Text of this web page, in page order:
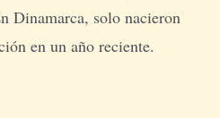
Dinamarca, solo nacieron
en un año reciente.